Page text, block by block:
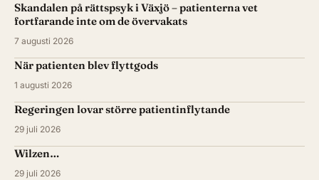
Skandalen på rättspsyk i Växjö – patienterna vet
fortfarande inte om de övervakats
7 augusti 2026
När patienten blev flyttgods
1 augusti 2026
Regeringen lovar större patientinflytande
29 juli 2026
Wilzen…
29 juli 2026